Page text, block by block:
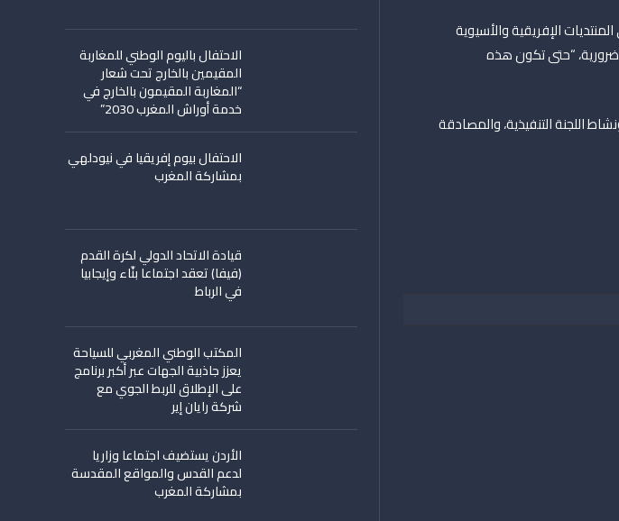
الإفريقية والأسيوية
“حتى تكون هذه
ونشاط اللجنة التنفيذية، والمصادقة
الاحتفال باليوم الوطني للمغاربة
المقيمين بالخارج تحت شعار
“المغاربة المقيمون بالخارج في
خدمة أوراش المغرب 2030”
الاحتفال بيوم إفريقيا في نيودلهي
بمشاركة المغرب
قيادة الاتحاد الدولي لكرة القدم
(فيفا) تعقد اجتماعا بنّاء وإيجابيا
في الرباط
المكتب الوطني المغربي للسياحة
يعزز جاذبية الجهات عبر أكبر برنامج
على الإطلاق للربط الجوي مع
شركة رايان إير
الأردن يستضيف اجتماعا وزاريا
لدعم القدس والمواقع المقدسة
بمشاركة المغرب